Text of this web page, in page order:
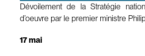
Dévoilement de la Stratégie
d’oeuvre par le premier ministre
17 mai